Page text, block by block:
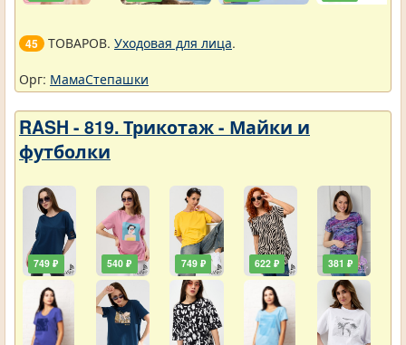
45 ТОВАРОВ. Уходовая для лица.
Орг: МамаСтепашки
RASH - 819. Трикотаж - Майки и
футболки
749 ₽ 540 ₽ 749 ₽ 622 ₽ 381 ₽